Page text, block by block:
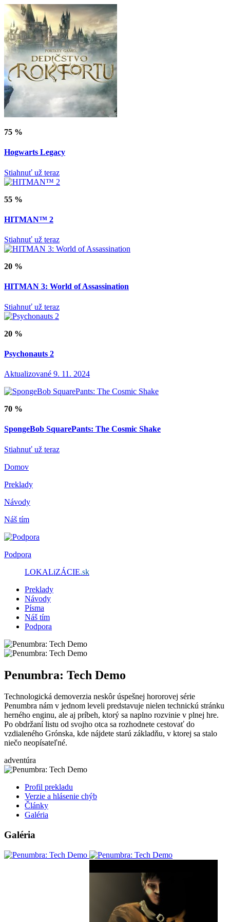
75 %
Hogwarts Legacy
Stiahnuť už teraz
55 %
HITMAN™ 2
Stiahnuť už teraz
20 %
HITMAN 3: World of Assassination
Stiahnuť už teraz
20 %
Psychonauts 2
Aktualizované 9. 11. 2024
70 %
SpongeBob SquarePants: The Cosmic Shake
Stiahnuť už teraz
Domov
Preklady
Návody
Náš tím
Podpora
LOKALiZÁCIE.sk
Preklady
Návody
Písma
Náš tím
Podpora
Penumbra: Tech Demo
Technologická demoverzia neskôr úspešnej hororovej série
Penumbra nám v jednom leveli predstavuje nielen technickú stránku
herného enginu, ale aj príbeh, ktorý sa naplno rozvinie v plnej hre.
Po obdržaní listu od svojho otca sa rozhodnete cestovať do
vzdialeného Grónska, kde nájdete starú základňu, v ktorej sa stalo
niečo neopísateľné.
adventúra
Profil prekladu
Verzie a hlásenie chýb
Články
Galéria
Galéria